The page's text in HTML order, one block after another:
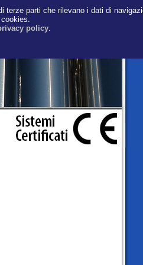
parti che rilevano i dati di
policy.